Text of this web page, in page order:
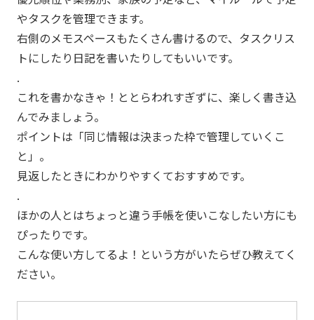
やタスクを管理できます。
右側のメモスペースもたくさん書けるので、タスクリス
トにしたり日記を書いたりしてもいいです。
.
これを書かなきゃ！ととらわれすぎずに、楽しく書き込
んでみましょう。
ポイントは「同じ情報は決まった枠で管理していくこ
と」。
見返したときにわかりやすくておすすめです。
.
ほかの人とはちょっと違う手帳を使いこなしたい方にも
ぴったりです。
こんな使い方してるよ！という方がいたらぜひ教えてく
ださい。